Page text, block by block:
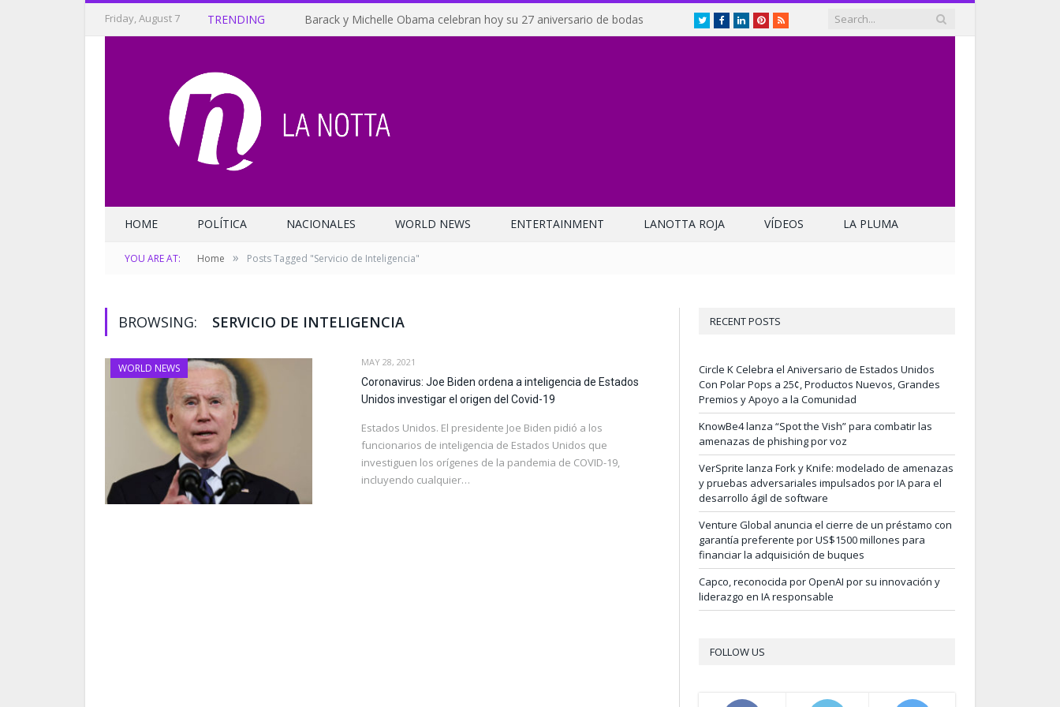
Friday, August 7 TRENDING Barack y Michelle Obama celebran hoy su 27 aniversario de bodas TwitterFacebookLinkedInPinterest
RSS
HOME POLÍTICA NACIONALES WORLD NEWS ENTERTAINMENT LANOTTA ROJA VÍDEOS LA PLUMA
YOU ARE AT: Home » Posts Tagged "Servicio de Inteligencia"
BROWSING: SERVICIO DE INTELIGENCIA
WORLD NEWS MAY 28, 2021
Coronavirus: Joe Biden ordena a inteligencia de Estados
Unidos investigar el origen del Covid-19
Estados Unidos. El presidente Joe Biden pidió a los
funcionarios de inteligencia de Estados Unidos que
investiguen los orígenes de la pandemia de COVID-19,
incluyendo cualquier…
RECENT POSTS
Circle K Celebra el Aniversario de Estados Unidos
Con Polar Pops a 25¢, Productos Nuevos, Grandes
Premios y Apoyo a la Comunidad
KnowBe4 lanza “Spot the Vish” para combatir las
amenazas de phishing por voz
VerSprite lanza Fork y Knife: modelado de amenazas
y pruebas adversariales impulsados por IA para el
desarrollo ágil de software
Venture Global anuncia el cierre de un préstamo con
garantía preferente por US$1500 millones para
financiar la adquisición de buques
Capco, reconocida por OpenAI por su innovación y
liderazgo en IA responsable
FOLLOW US